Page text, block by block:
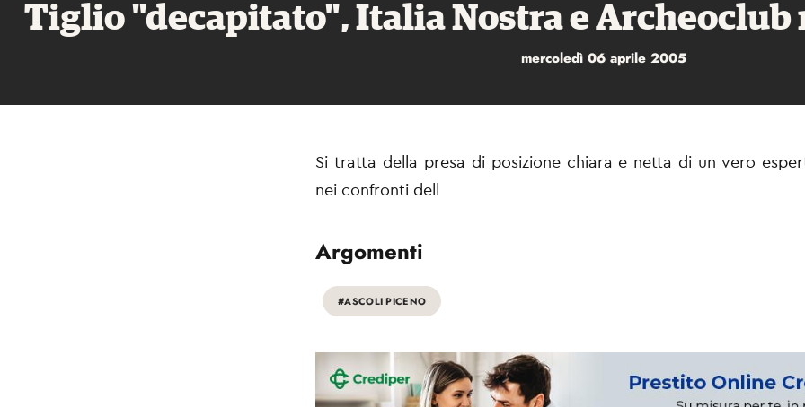
Tiglio "decapitato", Italia Nostra e Archeoclub
mercoledì 06 aprile 2005
Si tratta della presa di posizione chiara e netta di un vero
nei confronti dell
Argomenti
#ASCOLI PICENO